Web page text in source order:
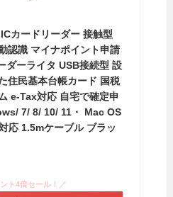
カードリーダー 接触型
認識 マイナポイント申請
ダーライタ USB接続型 設
住民基本台帳カード 国税
e-Tax対応 自宅で確定申
7/ 8/ 10/ 11・ Mac OS
応 1.5mケーブル ブラッ
ト4倍セール！／